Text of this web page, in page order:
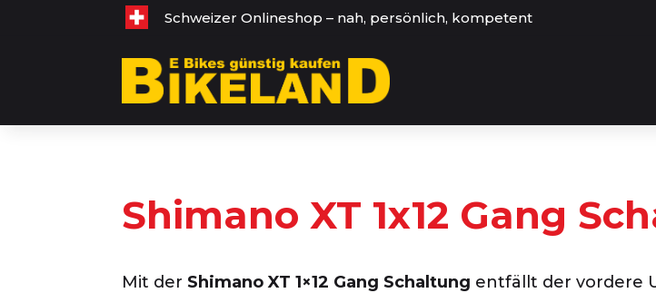
Schweizer Onlineshop – nah, persönlich, kompetent
Shimano XT 1x12 Gang
Mit der Shimano XT 1×12 Gang Schaltung entfällt der vordere